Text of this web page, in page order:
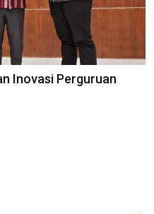
Inovasi Perguruan